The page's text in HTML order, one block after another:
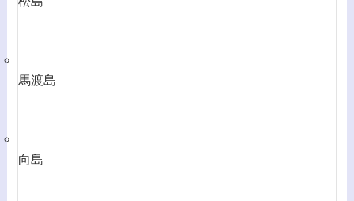
馬渡島
向島